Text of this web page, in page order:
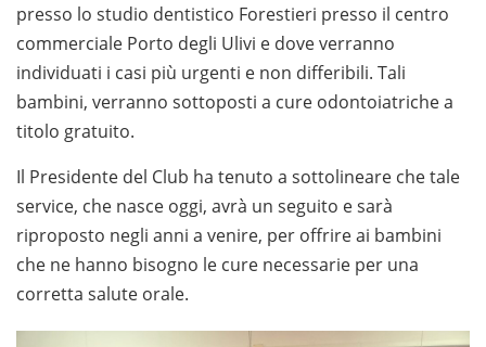
presso lo studio dentistico Forestieri presso il centro
commerciale Porto degli Ulivi e dove verranno
individuati i casi più urgenti e non differibili. Tali
bambini, verranno sottoposti a cure odontoiatriche a
titolo gratuito.
Il Presidente del Club ha tenuto a sottolineare che tale
service, che nasce oggi, avrà un seguito e sarà
riproposto negli anni a venire, per offrire ai bambini
che ne hanno bisogno le cure necessarie per una
corretta salute orale.